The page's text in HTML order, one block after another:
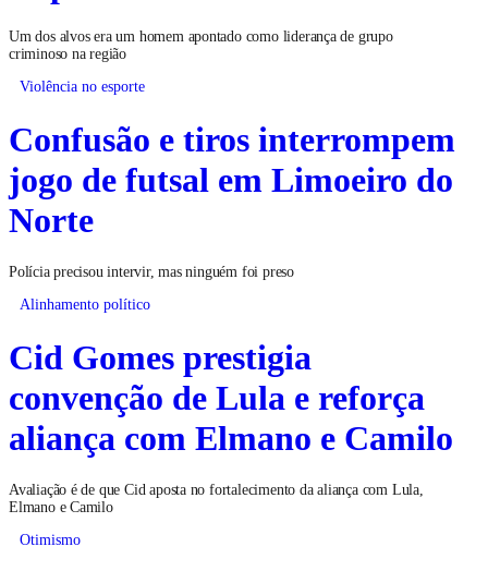
Um dos alvos era um homem apontado como liderança de grupo
criminoso na região
Violência no esporte
Confusão e tiros interrompem
jogo de futsal em Limoeiro do
Norte
Polícia precisou intervir, mas ninguém foi preso
Alinhamento político
Cid Gomes prestigia
convenção de Lula e reforça
aliança com Elmano e Camilo
Avaliação é de que Cid aposta no fortalecimento da aliança com Lula,
Elmano e Camilo
Otimismo